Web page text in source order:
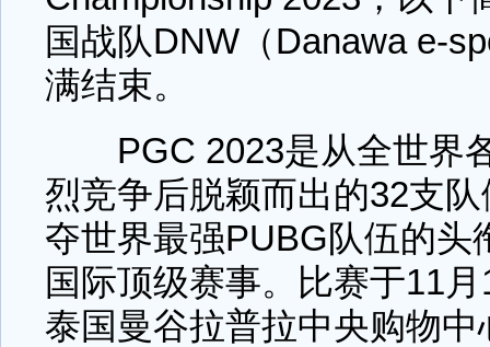
国战队DNW（Danawa e-
满结束。
PGC 2023是从全世界
烈竞争后脱颖而出的32支
夺世界最强PUBG队伍的头
国际顶级赛事。比赛于11
泰国曼谷拉普拉中央购物